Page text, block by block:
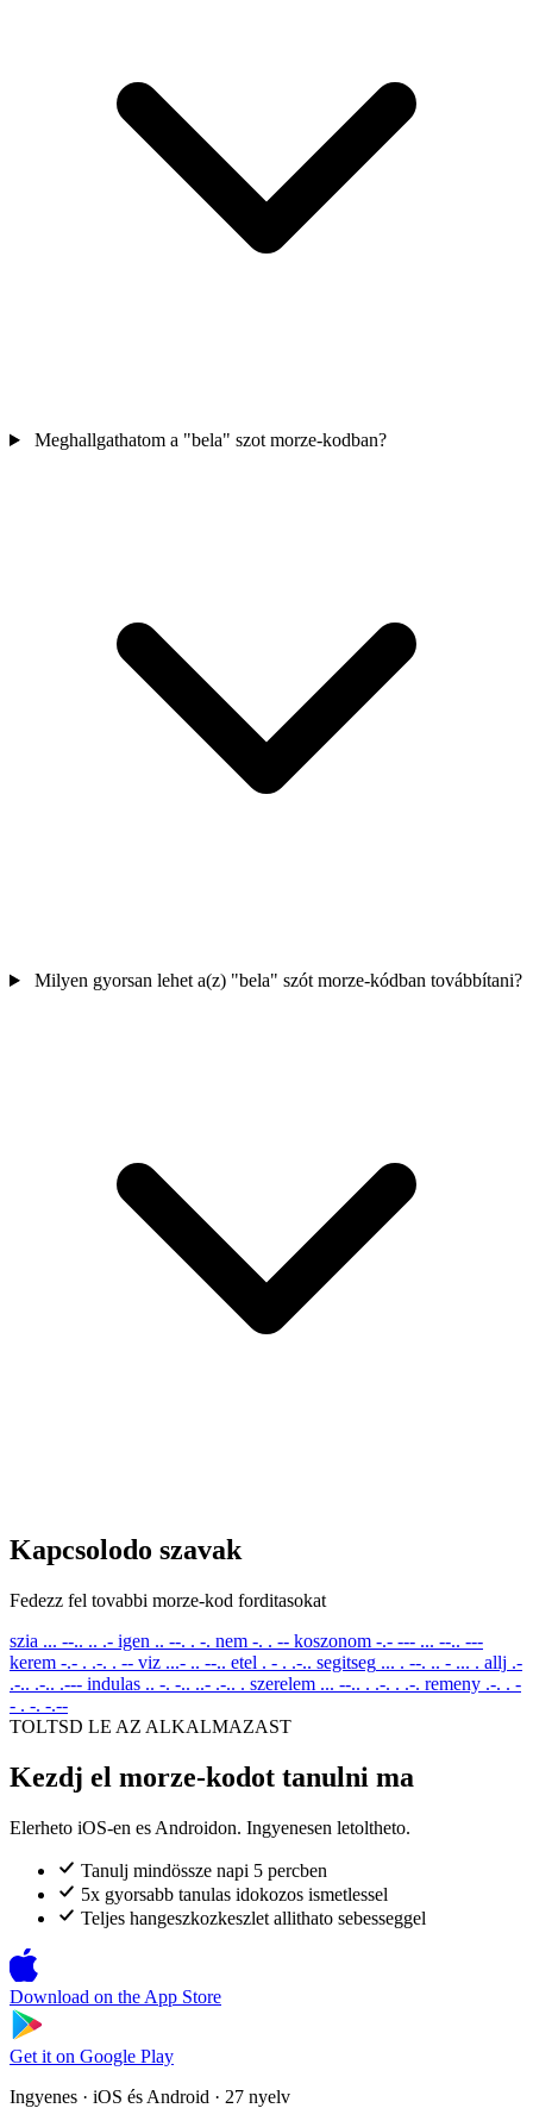
Meghallgathatom a "bela" szot morze-kodban?
Milyen gyorsan lehet a(z) "bela" szót morze-kódban továbbítani?
Kapcsolodo szavak
Fedezz fel tovabbi morze-kod forditasokat
szia ... --.. .. .- igen .. --. . -. nem -. . -- koszonom -.- --- ... --.. ---
kerem -.- . .-. . -- viz ...- .. --.. etel . - . .-.. segitseg ... . --. .. - ... . allj .-
.-.. .-.. .--- indulas .. -. -.. ..- .-.. . szerelem ... --.. . .-. . .-. remeny .-. . -
- . -. -.--
TOLTSD LE AZ ALKALMAZAST
Kezdj el morze-kodot tanulni ma
Elerheto iOS-en es Androidon. Ingyenesen letoltheto.
Tanulj mindössze napi 5 percben
5x gyorsabb tanulas idokozos ismetlessel
Teljes hangeszkozkeszlet allithato sebesseggel
Download on the App Store
Get it on Google Play
Ingyenes · iOS és Android · 27 nyelv